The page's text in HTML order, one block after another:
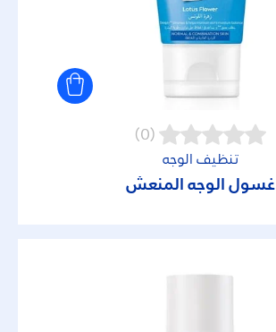
(0)
تنظيف الوجه
غسول الوجه المنعش